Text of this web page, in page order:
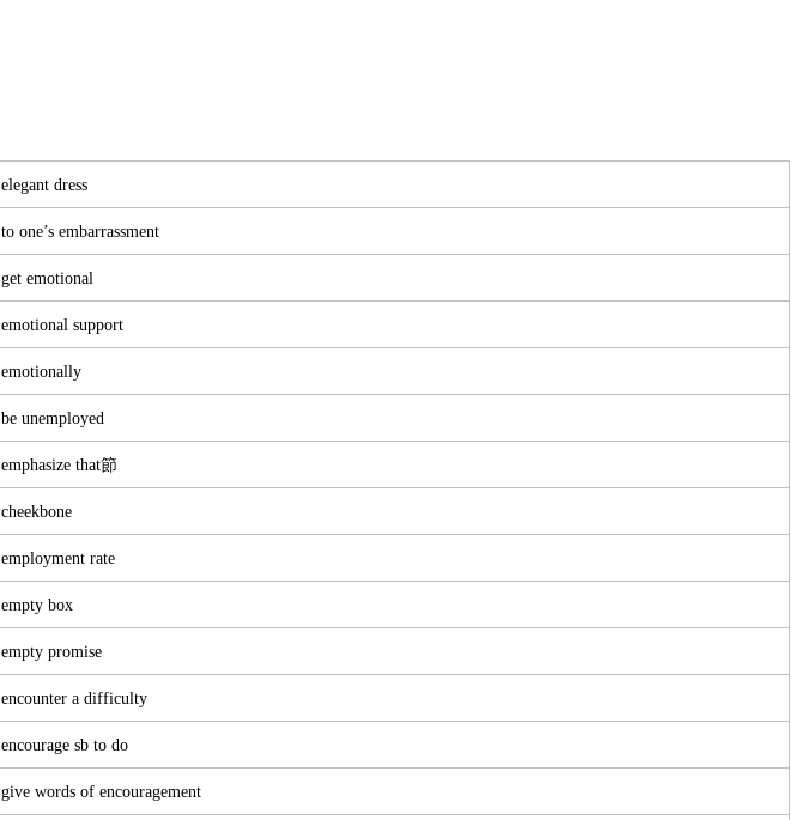
elegant dress
to one’s embarrassment
get emotional
emotional support
emotionally
be unemployed
emphasize that節
cheekbone
employment rate
empty box
empty promise
encounter a difficulty
encourage sb to do
give words of encouragement